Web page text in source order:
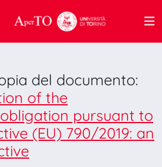
del documento:
of the
pursuant to
(EU) 790/2019: an